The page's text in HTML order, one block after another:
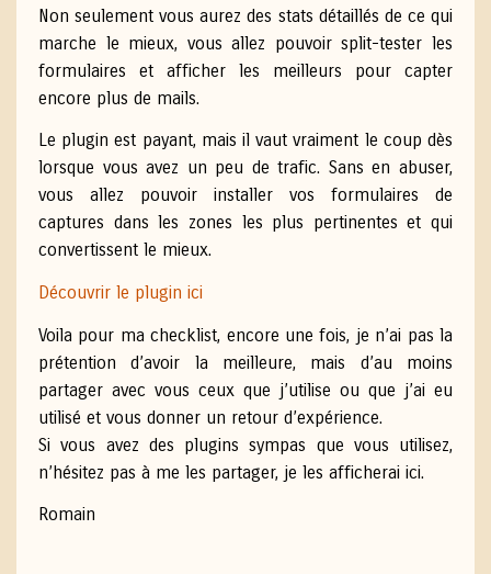
Non seulement vous aurez des stats détaillés de ce qui
marche le mieux, vous allez pouvoir split-tester les
formulaires et afficher les meilleurs pour capter
encore plus de mails.
Le plugin est payant, mais il vaut vraiment le coup dès
lorsque vous avez un peu de trafic. Sans en abuser,
vous allez pouvoir installer vos formulaires de
captures dans les zones les plus pertinentes et qui
convertissent le mieux.
Découvrir le plugin ici
Voila pour ma checklist, encore une fois, je n’ai pas la
prétention d’avoir la meilleure, mais d’au moins
partager avec vous ceux que j’utilise ou que j’ai eu
utilisé et vous donner un retour d’expérience.
Si vous avez des plugins sympas que vous utilisez,
n’hésitez pas à me les partager, je les afficherai ici.
Romain